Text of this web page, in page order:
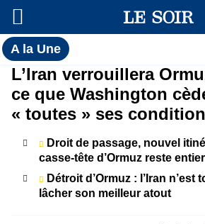
A la UneToutes
l'actualité
du Soir
A
la
Une
L’Iran verrouillera
ce que Washington
« toutes » ses
Droit de passage, nouvel
casse-tête d’Ormuz reste entier
Détroit d’Ormuz : l’Iran
lâcher son meilleur atout